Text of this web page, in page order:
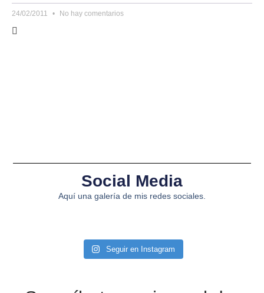
24/02/2011 No hay comentarios
Social Media
Aquí una galería de mis redes sociales.
Seguir en Instagram